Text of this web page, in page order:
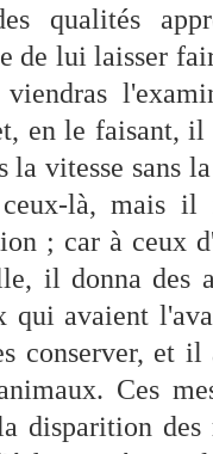
qualités
de lui laisser
en le faisant,
la vitesse sans
là, mais il
; car à ceux
il donna des
qui avaient
conserver, et il
Ces
disparition